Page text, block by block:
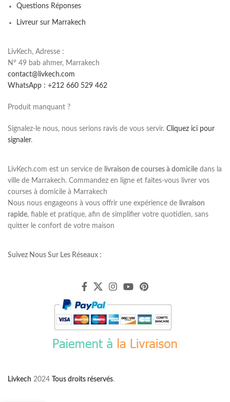
Questions Réponses
Livreur sur Marrakech
LivKech, Adresse :
N° 49 bab ahmer, Marrakech
contact@livkech.com
WhatsApp : +212 660 529 462
Produit manquant ?
Signalez-le nous, nous serions ravis de vous servir. Cliquez ici pour
signaler.
LivKech.com est un service de livraison de courses à domicile dans la
ville de Marrakech. Commandez en ligne et faites-vous livrer vos
courses à domicile à Marrakech
Nous nous engageons à vous offrir une expérience de livraison
rapide, fiable et pratique, afin de simplifier votre quotidien, sans
quitter le confort de votre maison
Suivez Nous Sur Les Réseaux :
Livkech 2024 Tous droits réservés.